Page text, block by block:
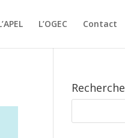
L’OGEC Contact
Recherche